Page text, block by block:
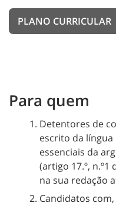
PLANO CURRICULAR
Para quem
Detentores de
escrito da
essenciais da
(artigo 17.º, n.º1
na sua redação
Candidatos